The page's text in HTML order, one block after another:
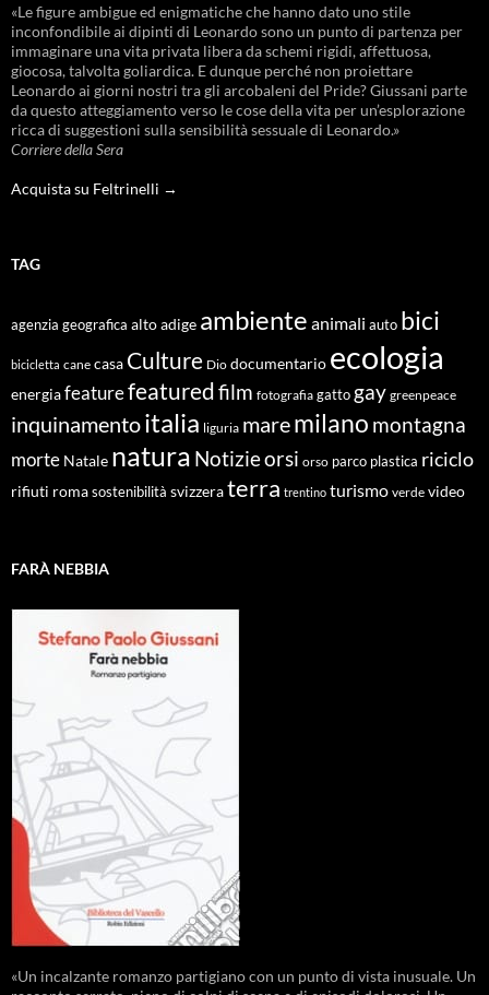
«Le figure ambigue ed enigmatiche che hanno dato uno stile
inconfondibile ai dipinti di Leonardo sono un punto di partenza per
immaginare una vita privata libera da schemi rigidi, affettuosa,
giocosa, talvolta goliardica. E dunque perché non proiettare
Leonardo ai giorni nostri tra gli arcobaleni del Pride? Giussani parte
da questo atteggiamento verso le cose della vita per un’esplorazione
ricca di suggestioni sulla sensibilità sessuale di Leonardo.»
Corriere della Sera
Acquista su Feltrinelli →
TAG
agenzia geografica alto adige ambiente animali auto bici
bicicletta cane casa Culture Dio documentario ecologia
energiafeaturefeaturedfilm fotografia gatto gay greenpeace
inquinamentoitalia liguria maremilano montagna
morte Natale natura Notizieorsi orso parco plastica riciclo
rifiuti roma sostenibilità svizzeraterra trentino turismo verde video
FARÀ NEBBIA
«Un incalzante romanzo partigiano con un punto di vista inusuale. Un